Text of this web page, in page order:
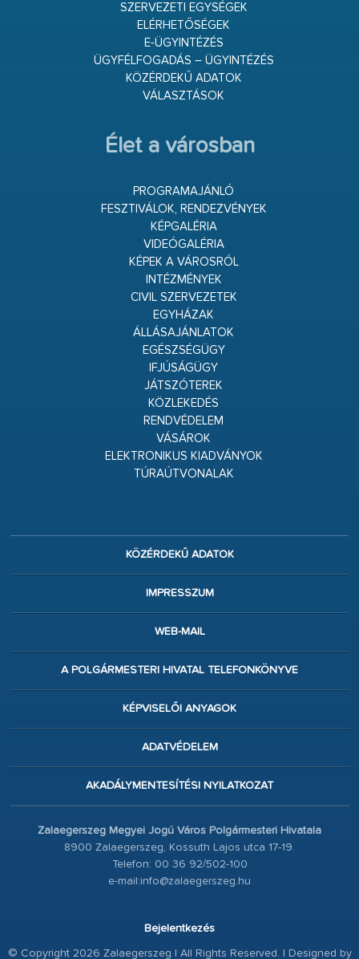
SZERVEZETI EGYSÉGEK
ELÉRHETŐSÉGEK
E-ÜGYINTÉZÉS
ÜGYFÉLFOGADÁS – ÜGYINTÉZÉS
KÖZÉRDEKŰ ADATOK
VÁLASZTÁSOK
Élet a városban
PROGRAMAJÁNLÓ
FESZTIVÁLOK, RENDEZVÉNYEK
KÉPGALÉRIA
VIDEÓGALÉRIA
KÉPEK A VÁROSRÓL
INTÉZMÉNYEK
CIVIL SZERVEZETEK
EGYHÁZAK
ÁLLÁSAJÁNLATOK
EGÉSZSÉGÜGY
IFJÚSÁGÜGY
JÁTSZÓTEREK
KÖZLEKEDÉS
RENDVÉDELEM
VÁSÁROK
ELEKTRONIKUS KIADVÁNYOK
TÚRAÚTVONALAK
KÖZÉRDEKŰ ADATOK
IMPRESSZUM
WEB-MAIL
A POLGÁRMESTERI HIVATAL TELEFONKÖNYVE
KÉPVISELŐI ANYAGOK
ADATVÉDELEM
AKADÁLYMENTESÍTÉSI NYILATKOZAT
Zalaegerszeg Megyei Jogú Város Polgármesteri Hivatala
8900 Zalaegerszeg, Kossuth Lajos utca 17-19.
Telefon: 00 36 92/502-100
e-mail:info@zalaegerszeg.hu
Bejelentkezés
© Copyright 2026 Zalaegerszeg | All Rights Reserved. | Designed by